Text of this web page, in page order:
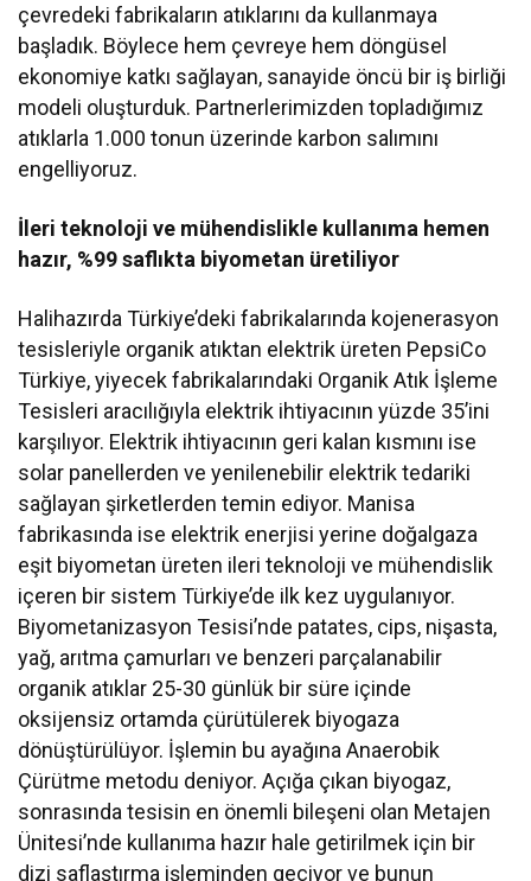
çevredeki fabrikaların atıklarını da kullanmaya
başladık. Böylece hem çevreye hem döngüsel
ekonomiye katkı sağlayan, sanayide öncü bir iş birliği
modeli oluşturduk. Partnerlerimizden topladığımız
atıklarla 1.000 tonun üzerinde karbon salımını
engelliyoruz.
İleri teknoloji ve mühendislikle kullanıma hemen
hazır, %99 saflıkta biyometan üretiliyor
Halihazırda Türkiye’deki fabrikalarında kojenerasyon
tesisleriyle organik atıktan elektrik üreten PepsiCo
Türkiye, yiyecek fabrikalarındaki Organik Atık İşleme
Tesisleri aracılığıyla elektrik ihtiyacının yüzde 35’ini
karşılıyor. Elektrik ihtiyacının geri kalan kısmını ise
solar panellerden ve yenilenebilir elektrik tedariki
sağlayan şirketlerden temin ediyor. Manisa
fabrikasında ise elektrik enerjisi yerine doğalgaza
eşit biyometan üreten ileri teknoloji ve mühendislik
içeren bir sistem Türkiye’de ilk kez uygulanıyor.
Biyometanizasyon Tesisi’nde patates, cips, nişasta,
yağ, arıtma çamurları ve benzeri parçalanabilir
organik atıklar 25-30 günlük bir süre içinde
oksijensiz ortamda çürütülerek biyogaza
dönüştürülüyor. İşlemin bu ayağına Anaerobik
Çürütme metodu deniyor. Açığa çıkan biyogaz,
sonrasında tesisin en önemli bileşeni olan Metajen
Ünitesi’nde kullanıma hazır hale getirilmek için bir
dizi saflaştırma işleminden geçiyor ve bunun